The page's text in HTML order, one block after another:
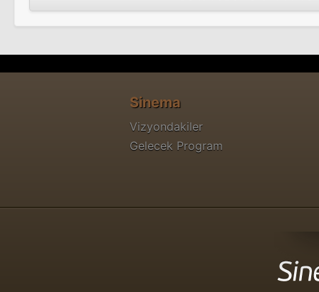
Sinema
Vizyondakiler
Gelecek Program